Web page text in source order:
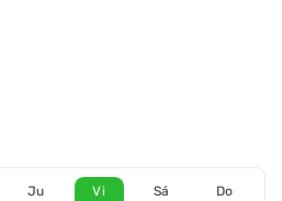
Ju
Vi
Sá
Do